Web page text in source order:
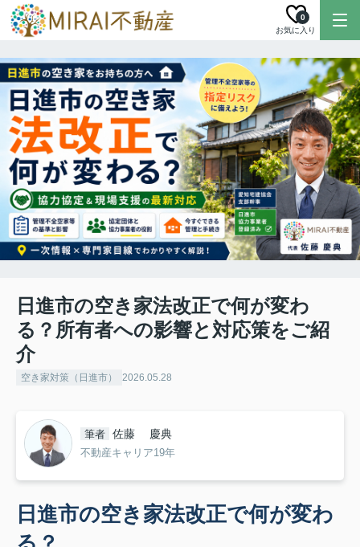
お気に入り
0
日進市の空き家法改正で何が変わ
る？所有者への影響と対応策をご紹
介
空き家対策（日進市） 2026.05.28
筆者 佐藤 慶典
不動産キャリア19年
日進市の空き家法改正で何が変わ